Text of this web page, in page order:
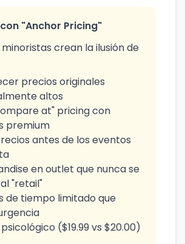
"Anchor Pricing"
crean la ilusión de
precios originales
altos
at" pricing con
premium
antes de los eventos
en outlet que nunca se
"retail"
de tiempo limitado que
($19.99 vs $20.00)